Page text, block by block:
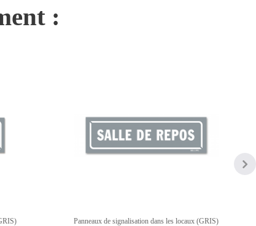
:
Panneaux de signalisation dans les locaux (GRIS)